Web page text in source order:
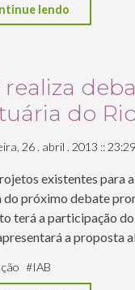
lendo
Urbana
+50
realiza
do
26 . abril . 2013 :: 23:29
existentes para
do próximo debate
terá a participação
a proposta
#IAB